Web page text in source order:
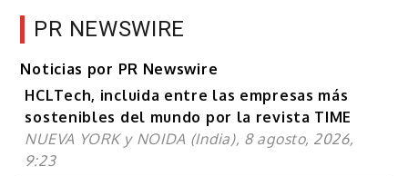
PR NEWSWIRE
Noticias por PR Newswire
HCLTech, incluida entre las empresas más
sostenibles del mundo por la revista TIME
NUEVA YORK y NOIDA (India), 8 agosto, 2026,
9:23